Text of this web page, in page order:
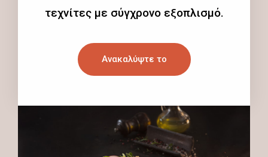
τεχνίτες με σύγχρονο εξοπλισμό.
Ανακαλύψτε το